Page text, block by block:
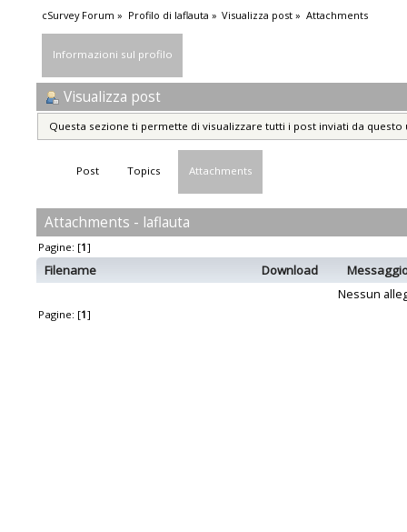
cSurvey Forum » Profilo di laflauta » Visualizza post » Attachments
Informazioni sul profilo
Visualizza post
Questa sezione ti permette di visualizzare tutti i post inviati da
Post Topics Attachments
Attachments - laflauta
Pagine: [1]
Filename Download
Nessun
Pagine: [1]